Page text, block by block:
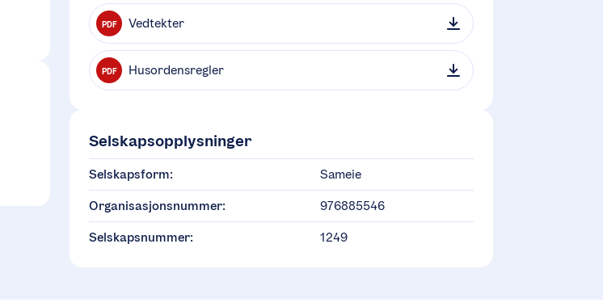
PDF Vedtekter
PDF Husordensregler
Selskapsopplysninger
Selskapsform: Sameie
Organisasjonsnummer: 976885546
Selskapsnummer: 1249